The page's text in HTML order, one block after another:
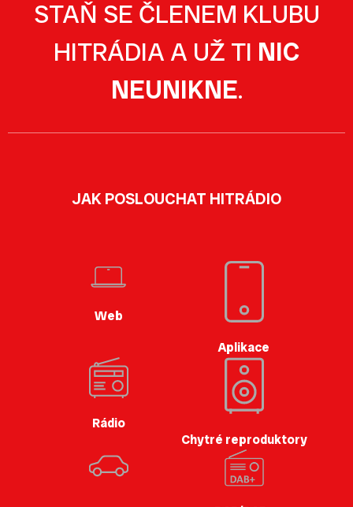
STAŇ SE ČLENEM KLUBU
HITRÁDIA A UŽ TI NIC
NEUNIKNE.
JAK POSLOUCHAT HITRÁDIO
Web
Aplikace
Rádio
Chytré reproduktory